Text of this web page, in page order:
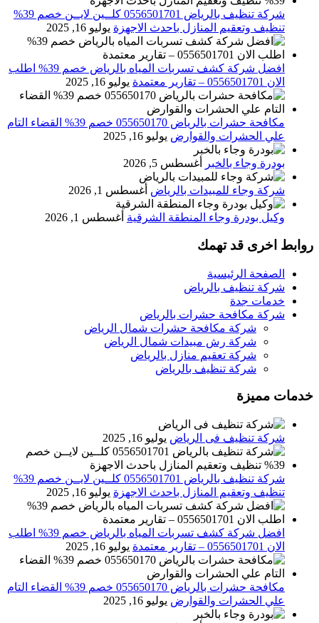
شركة تنظيف بالرياض 0556501701 كلــين لايــن خصم 39%
تنظيف وتعقيم المنازل باحدث الاجهزة يوليو 16, 2025
افضل شركة كشف تسربات المياه بالرياض خصم 39% اطلب
الان 0556501701‬‏ – تقارير معتمدة
يوليو 16, 2025
مكافحة حشرات بالرياض 055650170 خصم 39% القضاء التام
علي الحشرات والقوارض يوليو 16, 2025
بودرة وجاء بالخبر أغسطس 5, 2026
شركة وجاء للمبيدات بالرياض أغسطس 1, 2026
وكيل بودرة وجاء المنطقة الشرقية أغسطس 1, 2026
روابط اخرى قد تهمك
الصفحة الرئيسية
شركة تنظيف بالرياض
خدمات جدة
شركة مكافحة حشرات بالرياض
شركة مكافحة حشرات شمال الرياض
شركة رش مبيدات شمال الرياض
شركة تعقيم منازل بالرياض
شركة تنظيف بالرياض
خدمات مميزة
شركة تنظيف فى الرياض يوليو 16, 2025
شركة تنظيف بالرياض 0556501701 كلــين لايــن خصم 39%
تنظيف وتعقيم المنازل باحدث الاجهزة يوليو 16, 2025
افضل شركة كشف تسربات المياه بالرياض خصم 39% اطلب
الان 0556501701‬‏ – تقارير معتمدة
يوليو 16, 2025
مكافحة حشرات بالرياض 055650170 خصم 39% القضاء التام
علي الحشرات والقوارض يوليو 16, 2025